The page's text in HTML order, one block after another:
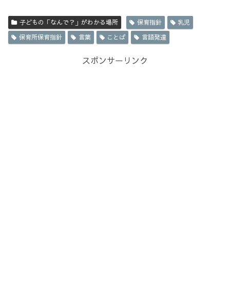
子どもの「なんで？」がわかる場所 保育指針
乳児
保育所保育指針
言葉 ことば 言語発達
スポンサーリンク